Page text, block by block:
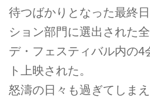
待つばかりとなった最終
ション部門に選出された
デ・フェスティバル内の4
ト上映された。
怒濤の日々も過ぎてしま